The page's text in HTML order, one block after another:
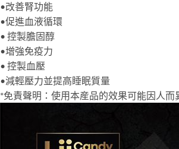
•改善腎功能
•促進血液循環
• 控製膽固醇
•增強免疫力
• 控製血壓
•減輕壓力並提高睡眠質量
*免責聲明：使用本産品的效果可能因人而